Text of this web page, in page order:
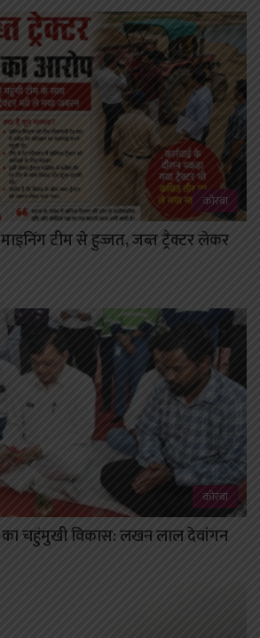
कोरबा
टीम से हुज्जत, जब्त ट्रैक्टर लेकर
कोरबा
का चहुंमुखी विकास: लखन लाल देवांगन